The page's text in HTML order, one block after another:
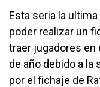
Esta seria la
poder realizar un
traer jugadores en
de año debido a la
por el fichaje de